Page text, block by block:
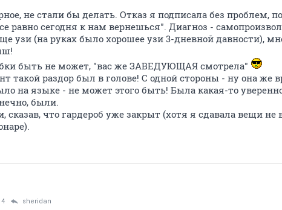
не стали бы делать. Отказ я подписала без проблем,
равно сегодня к нам вернешься". Диагноз -
узи (на руках было хорошее узи 3-дневной давности),
быть не может, "вас же ЗАВЕДУЮЩАЯ смотрела"
такой раздор был в голове! С одной стороны - ну она же
на языке - не может этого быть! Была какая-то
были.
сказав, что гардероб уже закрыт (хотя я сдавала вещи
sheridan